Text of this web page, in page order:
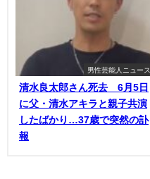
男性芸能人ニュース
清水良太郎さん死去 6月5日
に父・清水アキラと親子共演
したばかり…37歳で突然の訃
報